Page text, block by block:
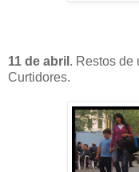
11 de abril . Restos de
Curtidores.